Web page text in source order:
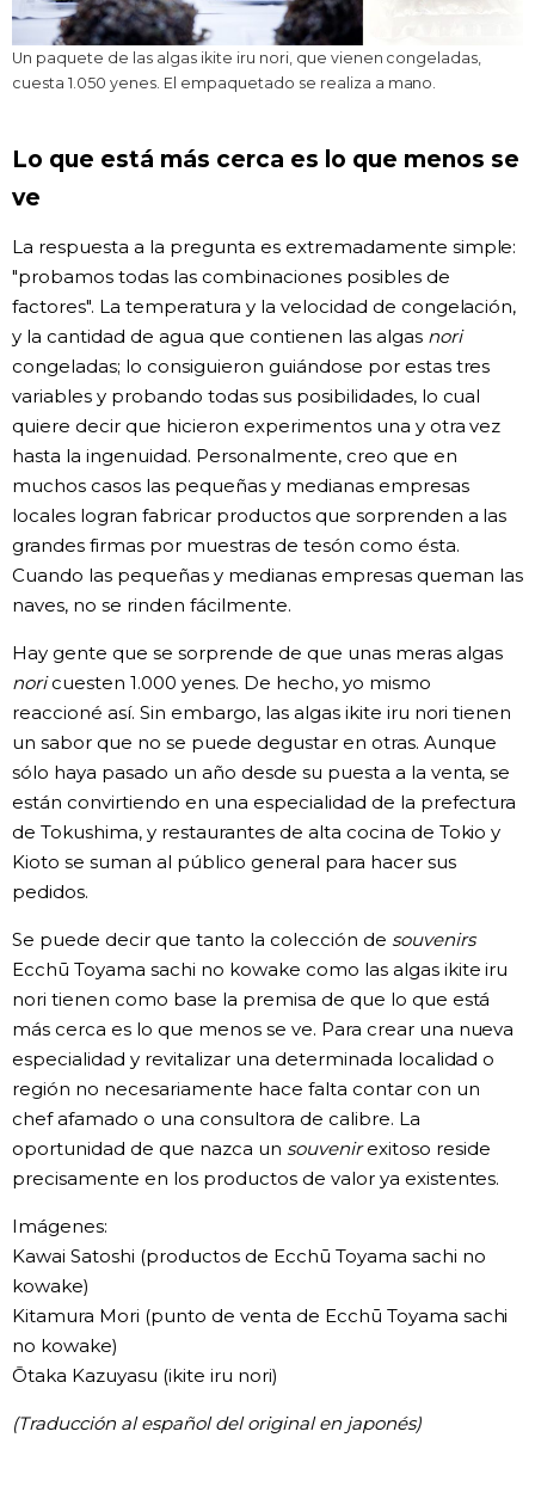
Un paquete de las algas ikite iru nori, que vienen congeladas,
cuesta 1.050 yenes. El empaquetado se realiza a mano.
Lo que está más cerca es lo que menos se
ve
La respuesta a la pregunta es extremadamente simple:
"probamos todas las combinaciones posibles de
factores". La temperatura y la velocidad de congelación,
y la cantidad de agua que contienen las algas nori
congeladas; lo consiguieron guiándose por estas tres
variables y probando todas sus posibilidades, lo cual
quiere decir que hicieron experimentos una y otra vez
hasta la ingenuidad. Personalmente, creo que en
muchos casos las pequeñas y medianas empresas
locales logran fabricar productos que sorprenden a las
grandes firmas por muestras de tesón como ésta.
Cuando las pequeñas y medianas empresas queman las
naves, no se rinden fácilmente.
Hay gente que se sorprende de que unas meras algas
noricuesten 1.000 yenes. De hecho, yo mismo
reaccioné así. Sin embargo, las algas ikite iru nori tienen
un sabor que no se puede degustar en otras. Aunque
sólo haya pasado un año desde su puesta a la venta, se
están convirtiendo en una especialidad de la prefectura
de Tokushima, y restaurantes de alta cocina de Tokio y
Kioto se suman al público general para hacer sus
pedidos.
Se puede decir que tanto la colección de souvenirs
Ecchū Toyama sachi no kowake como las algas ikite iru
nori tienen como base la premisa de que lo que está
más cerca es lo que menos se ve. Para crear una nueva
especialidad y revitalizar una determinada localidad o
región no necesariamente hace falta contar con un
chef afamado o una consultora de calibre. La
oportunidad de que nazca un souvenirexitoso reside
precisamente en los productos de valor ya existentes.
Imágenes:
Kawai Satoshi (productos de Ecchū Toyama sachi no
kowake)
Kitamura Mori (punto de venta de Ecchū Toyama sachi
no kowake)
Ōtaka Kazuyasu (ikite iru nori)
(Traducción al español del original en japonés)